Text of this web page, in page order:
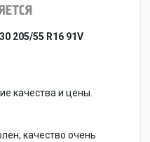
205/55 R16 91V
качества и цены.
качество очень